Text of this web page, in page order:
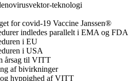
teknologi
for covid-19 Vaccine Janssen®
indledes parallelt i EMA og FDA
i EU
i USA
årsag til VITT
af bivirkninger
hyppighed af VITT